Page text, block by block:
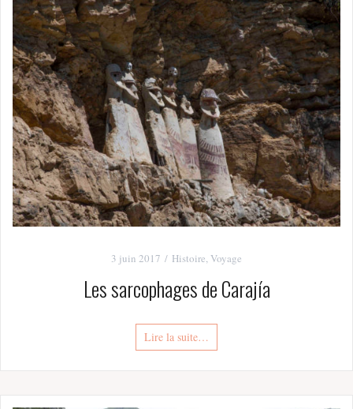
3 juin 2017 Histoire,Voyage
Les sarcophages de Carajía
Lire la suite…